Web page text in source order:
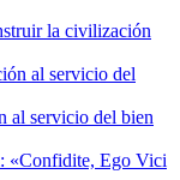
la civilización
al servicio del bien